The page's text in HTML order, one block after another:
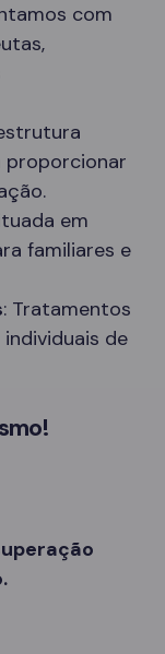
com
proporcionar
em
familiares e
: Tratamentos
de